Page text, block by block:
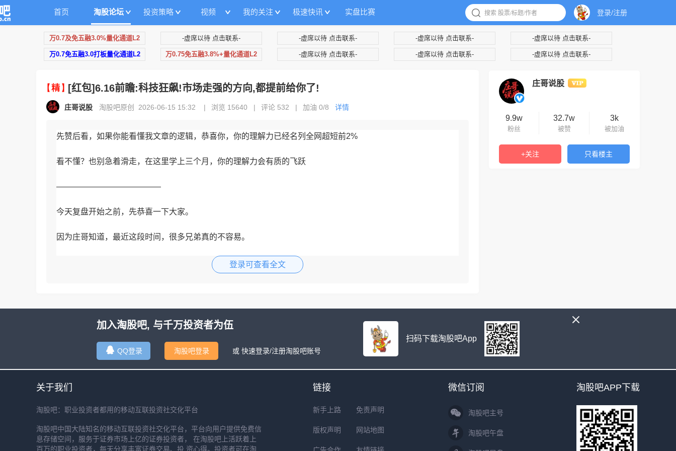
首页 淘股论坛 投资策略 视频 我的关注 极速快讯 实盘比赛 登录/注册
庄哥说股
9.9w
粉丝
32.7w
被赞
3k
被加油
+关注 只看楼主
万0.7及免五融3.0%量化通道L2 -虚席以待 点击联系- -虚席以待 点击联系- -虚席以待 点击联系- -虚席以待 点击联系-
万0.7免五融3.0打板量化通道L2 万0.75免五融3.8%+量化通道L2 -虚席以待 点击联系- -虚席以待 点击联系- -虚席以待 点击联系-
[红包]6.16前瞻:科技狂飙!市场走强的方向,都提前给你了!
庄哥说股 淘股吧原创 2026-06-15 15:32 | 浏览 15640 | 评论 532 | 加油 0/8 详情
先赞后看，如果你能看懂我文章的逻辑，恭喜你，你的理解力已经名列全网超短前2%
看不懂？也别急着滑走，在这里学上三个月，你的理解力会有质的飞跃
—————————————
今天复盘开始之前，先恭喜一下大家。
因为庄哥知道，最近这段时间，很多兄弟真的不容易。
过去三周，整个科技方向都处于明显的退潮周期。这个阶段庄哥哥也一直在提醒大家，高位滞涨的科技先回避，先
登录可查看全文
加入淘股吧, 与千万投资者为伍
QQ登录 淘股吧登录 或 快速登录/注册淘股吧账号
扫码下载淘股吧App
关于我们
淘股吧：职业投资者都用的移动互联投资社交化平台
淘股吧中国大陆知名的移动互联投资社交化平台，平台向用户提供免费信
息存储空间，服务于证券市场上亿的证券投资者， 在淘股吧上活跃着上
百万的职业投资者，每天分享丰富证券交易、投 资心得。投资者可在淘
链接
新手上路 免责声明
版权声明 网站地图
微信订阅
淘股吧主号
淘股吧午盘
淘股吧APP下载